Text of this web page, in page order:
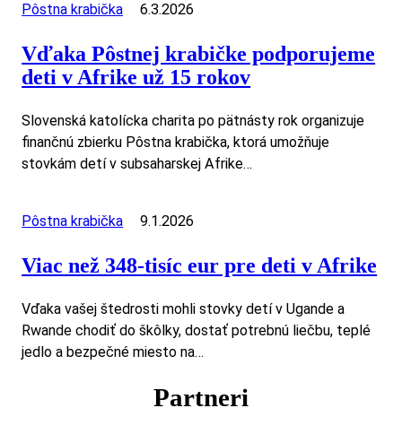
Pôstna krabička 6.3.2026
Vďaka Pôstnej krabičke podporujeme
deti v Afrike už 15 rokov
Slovenská katolícka charita po pätnásty rok organizuje
finančnú zbierku Pôstna krabička, ktorá umožňuje
stovkám detí v subsaharskej Afrike…
Pôstna krabička 9.1.2026
Viac než 348-tisíc eur pre deti v Afrike
Vďaka vašej štedrosti mohli stovky detí v Ugande a
Rwande chodiť do škôlky, dostať potrebnú liečbu, teplé
jedlo a bezpečné miesto na…
Partneri